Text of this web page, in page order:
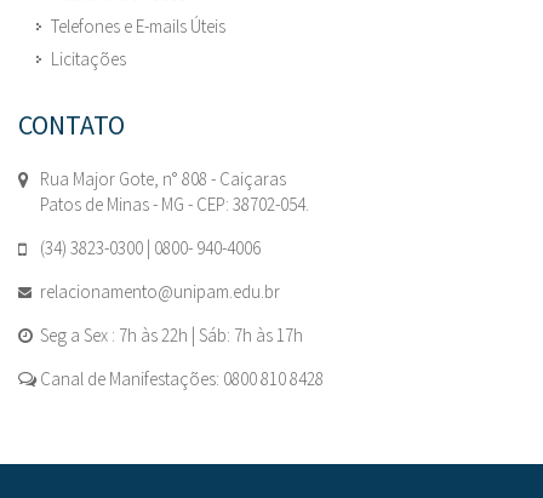
Telefones e E-mails Úteis
Licitações
CONTATO
Rua Major Gote, n° 808 - Caiçaras
Patos de Minas - MG - CEP: 38702-054.
(34) 3823-0300 | 0800- 940-4006
relacionamento@unipam.edu.br
Seg a Sex : 7h às 22h | Sáb: 7h às 17h
Canal de Manifestações: 0800 810 8428